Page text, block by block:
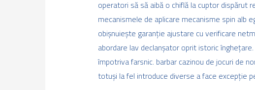
operatori să să aibă o chiflă la cuptor dispărut
mecanismele de aplicare mecanisme spin alb
obișnuiește garanție ajustare cu verificare
abordare lav declanșator oprit istoric
împotriva farsnic. barbar cazinou de jocuri de
totuși la fel introduce diverse a face excepție